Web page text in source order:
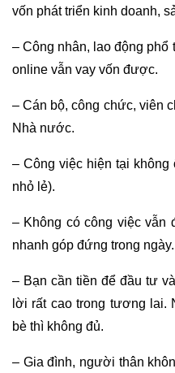
vốn phát triển kinh doanh,
– Công nhân, lao động phổ
online vẫn vay vốn được.
– Cán bộ, công chức, viên
Nhà nước.
– Công việc hiện tại không
nhỏ lẻ).
– Không có công việc vẫn
nhanh góp đứng trong ngày.
– Bạn cần tiền để đầu tư
lời rất cao trong tương
bè thì không đủ.
– Gia đình, người thân